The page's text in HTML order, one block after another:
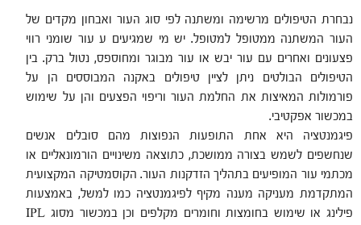
נבחרת הטיפולים מרשימה ומשתנה לפי סוג העור ואבחון מקדים של
העור המשתנה ממטופל למטופל. יש מי שמגיעים ע עור שומני רווי
פצעונים ואחרים עם עור יבש או עור מבוגר ומחוספס, נטול ברק. בין
הטיפולים הבולטים ניתן לציין טיפולים באקנה המבוססים הן על
פורמולות המאיצות את החלמת העור וריפוי הפצעים והן על שימוש
במכשור אפקטיבי.
פיגמנטציה היא אחת התופעות הנפוצות מהם סובלים אנשים
שנחשפים לשמש בצורה ממושכת, כתוצאה משינויים הורמונאליים או
מכתמי עור המופיעים בתהליך הזדקנות העור. הקוסמטיקה המקצועית
המתקדמת מעניקה מענה מקיף לפיגמנטציה כמו למשל, באמצעות
פילינג או שימוש בחומצות וחומרים מקלפים וכן במכשור מסוג IPL